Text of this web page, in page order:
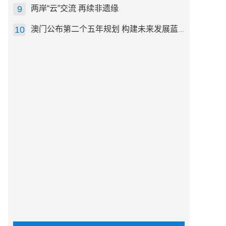
两岸“云”交流 再续非遗缘
澳门公布第二个五年规划 构建未来发展蓝图